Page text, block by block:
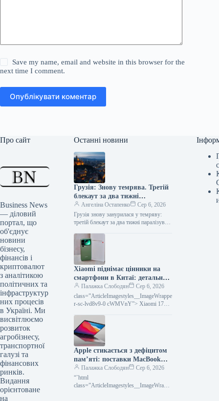
Save my name, email and website in this browser for the
next time I comment.
Опублікувати коментар
Про сайт
Business News
— діловий
портал, що
об'єднує
новини
бізнесу,
фінансів і
криптовалют
з аналітикою
політичних та
інфраструктур
них процесів
в Україні. Ми
висвітлюємо
розвиток
агробізнесу,
транспортної
галузі та
фінансових
ринків.
Видання
орієнтоване
на
Останні новини
Грузія: Знову темрява. Третій
блекаут за два тижні
сколихнув країну
Ангеліна Остапенко
Сер 6, 2026
Грузія знову занурилася у темряву:
третій блекаут за два тижні паралізував
нас в Google додати…
Xiaomi піднімає цінники на
смартфони в Китаї: детальний
огляд причин
Палажка Слободян
Сер 6, 2026
class=”ArticleImagestyles__ImageWrappe
r-sc-lvd8v9-0 cWMVnY”> Xiaomi 17
підвищує вартість низки своїх
флагманських смартфонів на ринку
Apple стикається з дефіцитом
пам’яті: поставки MacBook
Air під загрозою
Палажка Слободян
Сер 6, 2026
“`html
class=”ArticleImagestyles__ImageWrappe